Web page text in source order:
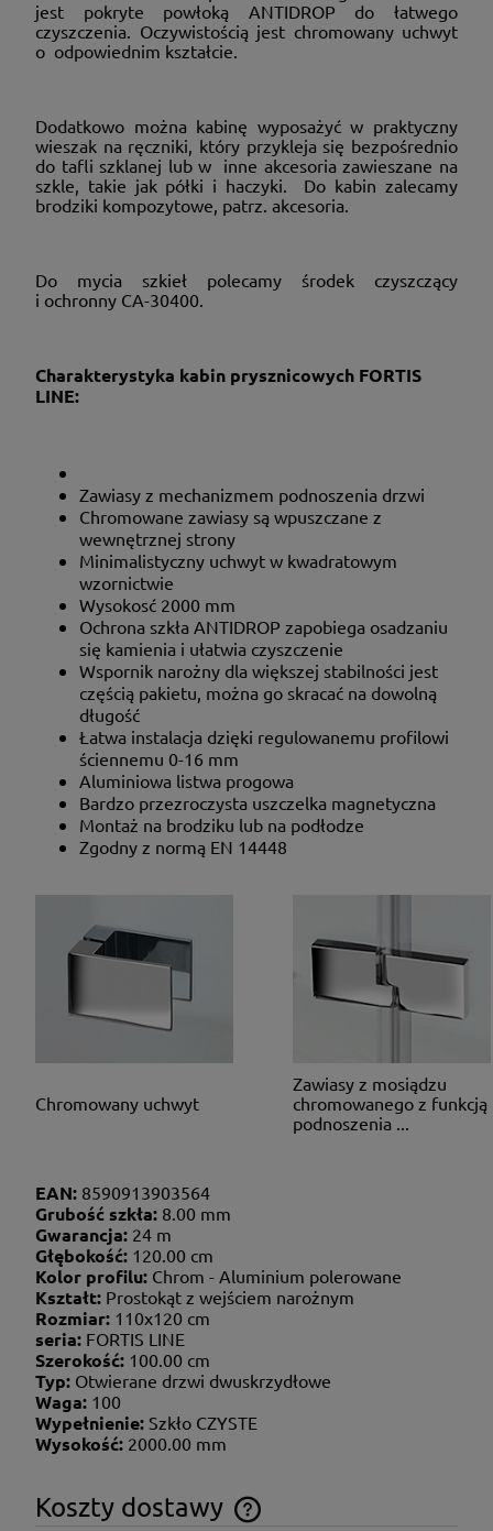
jest pokryte powłoką ANTIDROP do łatwego
czyszczenia. Oczywistością jest chromowany uchwyt
o odpowiednim kształcie.
Dodatkowo można kabinę wyposażyć w praktyczny
wieszak na ręczniki, który przykleja się bezpośrednio
do tafli szklanej lub w inne akcesoria zawieszane na
szkle, takie jak półki i haczyki. Do kabin zalecamy
brodziki kompozytowe, patrz. akcesoria.
Do mycia szkieł polecamy środek czyszczący
i ochronny CA-30400.
Charakterystyka kabin prysznicowych FORTIS
LINE:
Zawiasy z mechanizmem podnoszenia drzwi
Chromowane zawiasy są wpuszczane z
wewnętrznej strony
Minimalistyczny uchwyt w kwadratowym
wzornictwie
Wysokosć 2000 mm
Ochrona szkła ANTIDROP zapobiega osadzaniu
się kamienia i ułatwia czyszczenie
Wspornik narożny dla większej stabilności jest
częścią pakietu, można go skracać na dowolną
długość
Łatwa instalacja dzięki regulowanemu profilowi
ściennemu 0-16 mm
Aluminiowa listwa progowa
Bardzo przezroczysta uszczelka magnetyczna
Montaż na brodziku lub na podłodze
Zgodny z normą EN 14448
Chromowany uchwyt
Zawiasy z mosiądzu
chromowanego z funkcją
podnoszenia ...
EAN: 8590913903564
Grubość szkła: 8.00 mm
Gwarancja: 24 m
Głębokość: 120.00 cm
Kolor profilu: Chrom - Aluminium polerowane
Kształt: Prostokąt z wejściem narożnym
Rozmiar: 110x120 cm
seria: FORTIS LINE
Szerokość: 100.00 cm
Typ: Otwierane drzwi dwuskrzydłowe
Waga: 100
Wypełnienie: Szkło CZYSTE
Wysokość: 2000.00 mm
Koszty dostawy
Cena nie zawiera ewentualnych kosztów płatności